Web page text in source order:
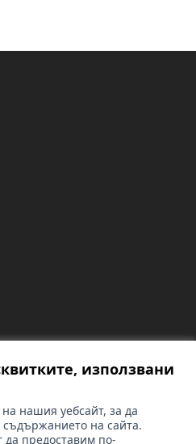
използвани
нашия уебсайт, за да
на сайта.
да предоставим по-
глухи лица